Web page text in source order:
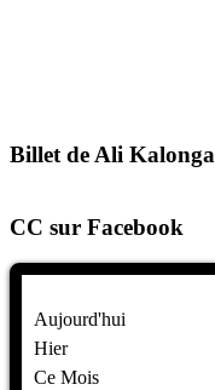
Billet de Ali Kalonga
CC sur Facebook
Aujourd'hui
Hier
Ce Mois